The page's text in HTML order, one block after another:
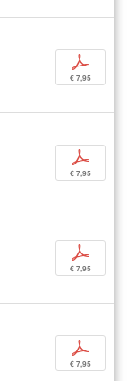
p
€ 7,95
p
€ 7,95
p
€ 7,95
p
€ 7,95